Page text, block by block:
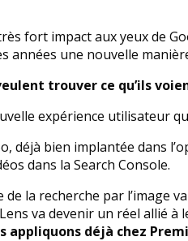
fort impact aux yeux de
années une nouvelle
trouver ce qu’ils
expérience utilisateur
déjà bien implantée dans
dans la Search Console.
de la recherche par
va devenir un réel allié
appliquons déjà chez